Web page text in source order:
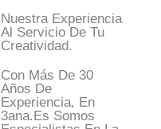
Nuestra Experiencia
Al Servicio De Tu
Creatividad.
Con Más De 30
Años De
Experiencia, En
3ana.es Somos